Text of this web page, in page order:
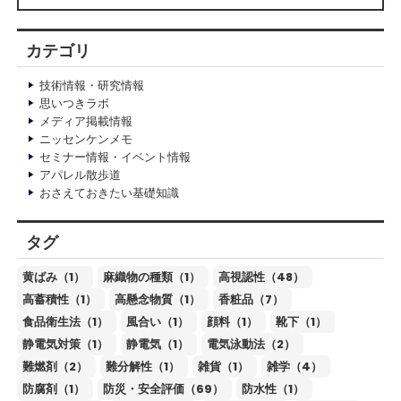
カテゴリ
技術情報・研究情報
思いつきラボ
メディア掲載情報
ニッセンケンメモ
セミナー情報・イベント情報
アパレル散歩道
おさえておきたい基礎知識
タグ
黄ばみ（1） 麻織物の種類（1）
高視認性（48）
高蓄積性（1）
高懸念物質（1）
香粧品（7）
食品衛生法（1）
風合い（1） 顔料（1）
靴下（1）
静電気対策（1）
静電気（1）
電気泳動法（2）
難燃剤（2）
難分解性（1） 雑貨（1）
雑学（4）
防腐剤（1）
防災・安全評価（69）
防水性（1）